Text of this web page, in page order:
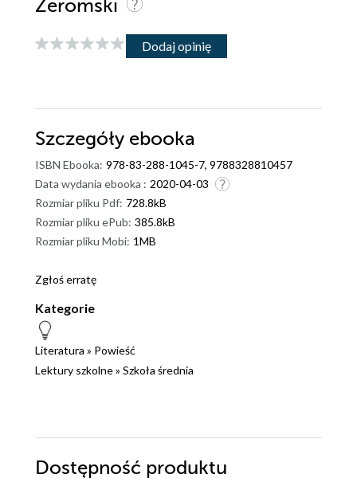
Żeromski
Dodaj opinię
Szczegóły ebooka
ISBN Ebooka: 978-83-288-1045-7, 9788328810457
Data wydania ebooka : 2020-04-03
Rozmiar pliku Pdf: 728.8kB
Rozmiar pliku ePub: 385.8kB
Rozmiar pliku Mobi: 1MB
Zgłoś erratę
Kategorie
Literatura » Powieść
Lektury szkolne» Szkoła średnia
Dostępność produktu